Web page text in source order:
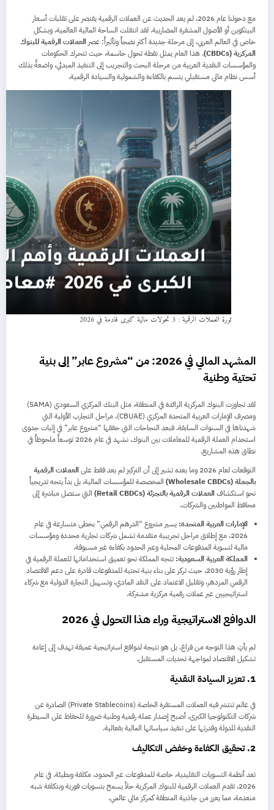
مع دخولنا عام 2026، لم يعد الحديث عن العملات الرقمية يقتصر على تقلبات أسعار
البيتكوين أو الأصول المشفرة المضاربية. لقد انتقلت الساحة المالية العالمية، وبشكل
خاص في العالم العربي، إلى مرحلة جديدة أكثر نضجاً وتأثيراً: عصر العملات الرقمية للبنوك
المركزية (CBDCs)
. هذا العام يمثل نقطة تحول حاسمة، حيث تتحرك الحكومات
والمؤسسات النقدية العربية من مرحلة البحث والتجريب إلى التنفيذ المبدئي، واضعةً بذلك
أسس نظام مالي مستقبلي يتسم بالكفاءة والشمولية والسيادة الرقمية.
ثورة العملات الرقمية : 3 تحولات مالية كبرى قادمة في 2026
المشهد المالي في 2026: من “مشروع عابر” إلى بنية
تحتية وطنية
لقد تجاوزت البنوك المركزية الرائدة في المنطقة، مثل البنك المركزي السعودي (SAMA)
ومصرف الإمارات العربية المتحدة المركزي (CBUAE)، مراحل التجارب الأولية التي
شهدناها في السنوات السابقة. فبعد النجاحات التي حققها “مشروع عابر” في إثبات جدوى
استخدام العملة الرقمية للمعاملات بين البنوك، نشهد في عام 2026 توسعاً ملحوظاً في
نطاق هذه المشاريع.
التوقعات لعام 2026 وما بعده تشير إلى أن التركيز لم يعد فقط على
العملات الرقمية
بالجملة (Wholesale CBDCs)
المخصصة للمؤسسات المالية، بل بدأ يتجه تدريجياً
نحو استكشافالعملات الرقمية بالتجزئة (Retail CBDCs)
التي ستصل مباشرة إلى
محافظ المواطنين والشركات.
الإمارات العربية المتحدة: يسير مشروع “الدرهم الرقمي” بخطى متسارعة في عام
2026، مع إطلاق مراحل تجريبية متقدمة تشمل شركات تجارية محددة ومؤسسات
مالية لتسوية المدفوعات المحلية وعبر الحدود بكفاءة غير مسبوقة.
المملكة العربية السعودية: تتجه المملكة نحو تعميق استخداماتها للعملة الرقمية في
إطار رؤية 2030، حيث تركز على بناء بنية تحتية للمدفوعات قادرة على دعم الاقتصاد
الرقمي المزدهر، وتقليل الاعتماد على النقد المادي، وتسهيل التجارة الدولية مع شركاء
استراتيجيين عبر عملات رقمية مركزية مشتركة.
الدوافع الاستراتيجية وراء هذا التحول في 2026
لم يأتِ هذا التوجه من فراغ، بل هو نتيجة لدوافع استراتيجية عميقة تهدف إلى إعادة
تشكيل الاقتصاد لمواجهة تحديات المستقبل.
1. تعزيز السيادة النقدية
في عالم تنتشر فيه العملات المستقرة الخاصة (Private Stablecoins) الصادرة عن
شركات التكنولوجيا الكبرى، أصبح إصدار عملة رقمية وطنية ضرورة للحفاظ على السيطرة
النقدية للدولة وقدرتها على تنفيذ سياساتها المالية بفعالية.
2. تحقيق الكفاءة وخفض التكاليف
تعد أنظمة التسويات التقليدية، خاصة للمدفوعات عبر الحدود، مكلفة وبطيئة. في عام
2026، تقدم العملات الرقمية للبنوك المركزية حلاً يسمح بتسويات فورية وبتكلفة شبه
منعدمة، مما يعزز من جاذبية المنطقة كمركز مالي عالمي.